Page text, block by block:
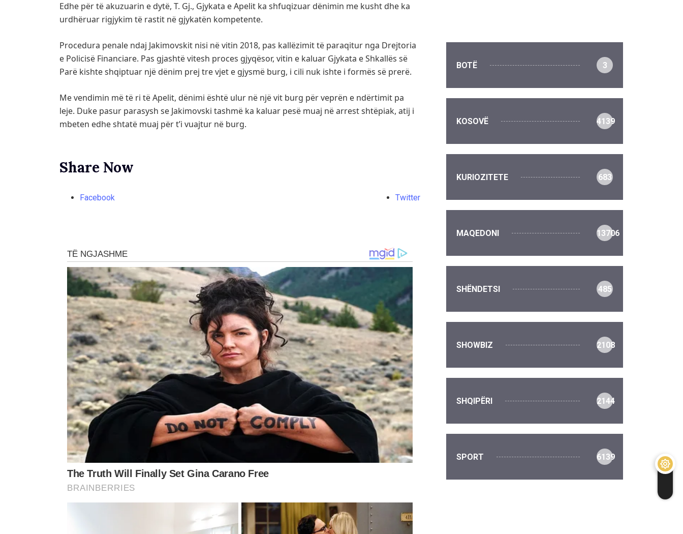
Edhe për të akuzuarin e dytë, T. Gj., Gjykata e Apelit ka shfuqizuar dënimin me kusht dhe ka
urdhëruar rigjykim të rastit në gjykatën kompetente.
Procedura penale ndaj Jakimovskit nisi në vitin 2018, pas kallëzimit të paraqitur nga Drejtoria
e Policisë Financiare. Pas gjashtë vitesh proces gjyqësor, vitin e kaluar Gjykata e Shkallës së
Parë kishte shqiptuar një dënim prej tre vjet e gjysmë burg, i cili nuk ishte i formës së prerë.
Me vendimin më të ri të Apelit, dënimi është ulur në një vit burg për veprën e ndërtimit pa
leje. Duke pasur parasysh se Jakimovski tashmë ka kaluar pesë muaj në arrest shtëpiak, atij i
mbeten edhe shtatë muaj për t’i vuajtur në burg.
Share Now
Facebook Twitter
BOTË 3
KOSOVË 4139
KURIOZITETE 683
MAQEDONI 13706
SHËNDETSI 485
SHOWBIZ 2108
SHQIPËRI 2144
SPORT 6139